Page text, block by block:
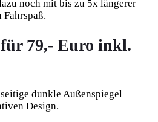
noch mit bis zu 5x längerer
79,- Euro inkl.
dunkle Außenspiegel
Design.